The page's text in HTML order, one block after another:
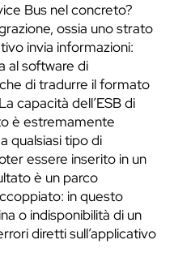
Bus nel concreto?
ossia uno strato
invia informazioni:
al software di
di tradurre il formato
capacità dell’ESB di
è estremamente
qualsiasi tipo di
essere inserito in un
è un parco
in questo
o indisponibilità di un
diretti sull’applicativo